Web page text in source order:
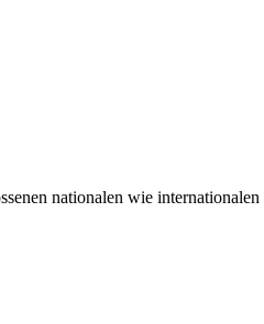
nationalen wie internationalen